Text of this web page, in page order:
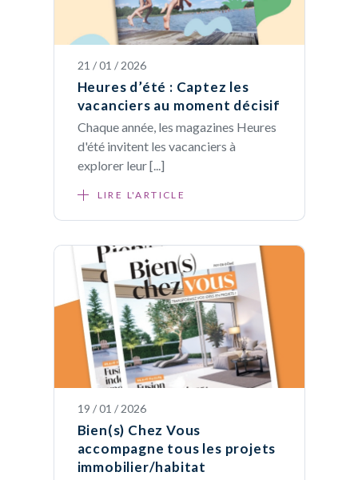
21 / 01 / 2026
Heures d’été : Captez les
vacanciers au moment décisif
Chaque année, les magazines Heures
d'été invitent les vacanciers à
explorer leur [...]
LIRE L'ARTICLE
19 / 01 / 2026
Bien(s) Chez Vous
accompagne tous les projets
immobilier/habitat